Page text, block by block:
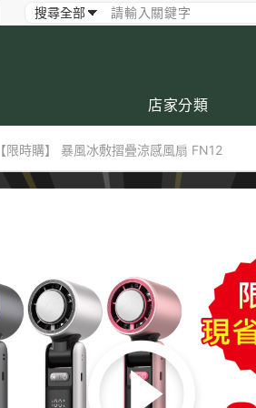
店家分類
【限時購】 暴風冰敷摺疊涼感風扇 FN12